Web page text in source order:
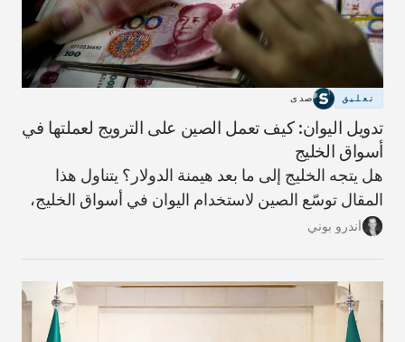
تعليق صدى
تدويل اليوان: كيف تعمل الصين على الترويج لعملتها في
أسواق الخليج
هل يتجه الخليج إلى ما بعد هيمنة الدولار؟ يتناول هذا
المقال توسّع الصين لاستخدام اليوان في أسواق الخليج،
وما الذي يعنيه ذلك لمستقبل النظام المالي الإقليمي،
أندرو بوني